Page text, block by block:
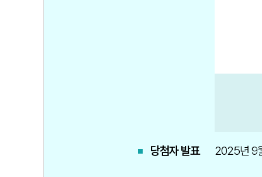
당첨자 발표 2025년 9